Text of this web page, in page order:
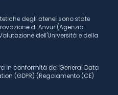
degli atenei sono state
di Anvur (Agenzia
dell'Università e della
in conformità del General Data
(GDPR) (Regolamento (CE)